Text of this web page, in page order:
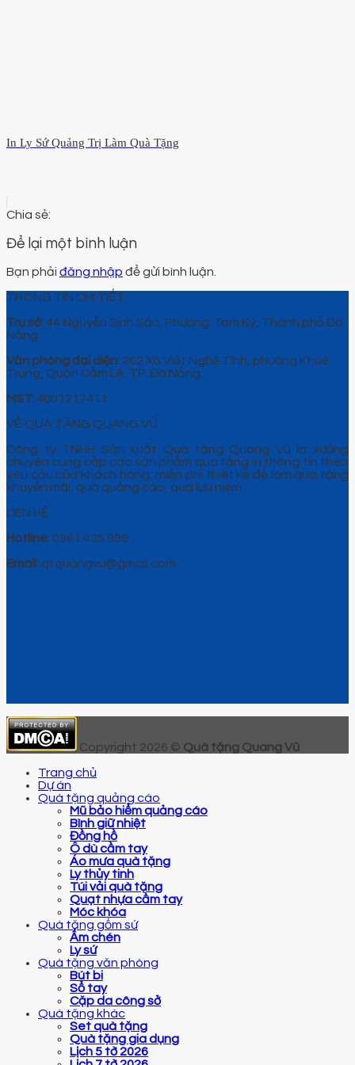
In Ly Sứ Quảng Trị Làm Quà Tặng
Để lại một bình luận
Bạn phải đăng nhập để gửi bình luận.
THÔNG TIN CHI TIẾT
Trụ sở: 44 Nguyễn Sinh Sắc, Phường Tam Kỳ, Thành phố Đà
Nẵng.
Văn phòng đại diện: 262 Xô Viết Nghệ Tĩnh, phường Khuê
Trung, Quận Cẩm Lệ, TP. Đà Nẵng.
MST: 4001217411
VỀ QUÀ TẶNG QUANG VŨ
Công ty TNHH Sản xuất Quà tặng Quang Vũ là xưởng
chuyên cung cấp các sản phẩm quà tặng in thông tin theo
yêu cầu của khách hàng, miễn phí thiết kế để làm quà tặng
khuyến mãi, quà quảng cáo, quà lưu niệm…
LIÊN HỆ
Hotline: 0961 425 999
Email: qtquangvu@gmail.com
Copyright 2026 © Quà tặng Quang Vũ
Trang chủ
Dự án
Quà tặng quảng cáo
Mũ bảo hiểm quảng cáo
Bình giữ nhiệt
Đồng hồ
Ô dù cầm tay
Áo mưa quà tặng
Ly thủy tinh
Túi vải quà tặng
Quạt nhựa cầm tay
Móc khóa
Quà tặng gốm sứ
Ấm chén
Ly sứ
Quà tặng văn phòng
Bút bi
Sổ tay
Cặp da công sở
Quà tặng khác
Set quà tặng
Quà tặng gia dụng
Lịch 5 tờ 2026